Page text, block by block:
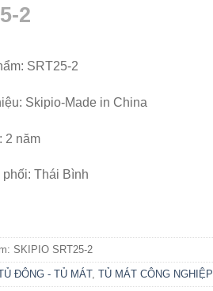
2
SRT25-2
Skipio-Made in China
2 năm
Thái Bình
SKIPIO SRT25-2
ĐÔNG - TỦ MÁT,TỦ MÁT CÔNG NGHIỆP